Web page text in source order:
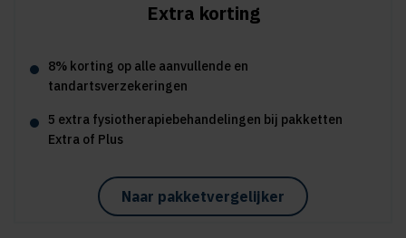
Extra korting
8% korting op alle aanvullende en
tandartsverzekeringen
5 extra fysiotherapiebehandelingen bij pakketten
Extra of Plus
Naar pakketvergelijker